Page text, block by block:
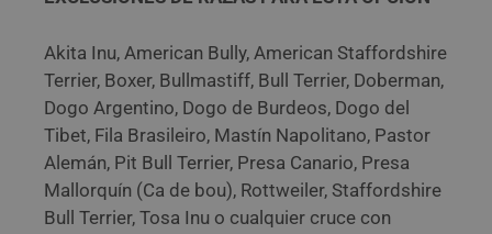
Akita Inu, American Bully, American Staffordshire
Terrier, Boxer, Bullmastiff, Bull Terrier, Doberman,
Dogo Argentino, Dogo de Burdeos, Dogo del
Tibet, Fila Brasileiro, Mastín Napolitano, Pastor
Alemán, Pit Bull Terrier, Presa Canario, Presa
Mallorquín (Ca de bou), Rottweiler, Staffordshire
Bull Terrier, Tosa Inu o cualquier cruce con